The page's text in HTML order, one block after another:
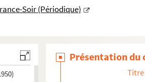
Soir (Périodique)
1940)
Présentation du
Titre